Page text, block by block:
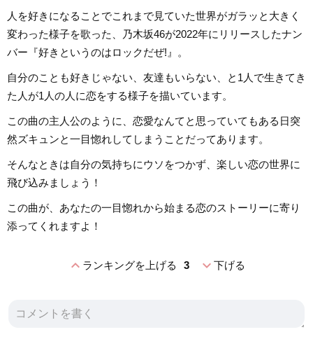
人を好きになることでこれまで見ていた世界がガラッと大きく
変わった様子を歌った、乃木坂46が2022年にリリースしたナン
バー『好きというのはロックだぜ!』。
自分のことも好きじゃない、友達もいらない、と1人で生きてき
た人が1人の人に恋をする様子を描いています。
この曲の主人公のように、恋愛なんてと思っていてもある日突
然ズキュンと一目惚れしてしまうことだってあります。
そんなときは自分の気持ちにウソをつかず、楽しい恋の世界に
飛び込みましょう！
この曲が、あなたの一目惚れから始まる恋のストーリーに寄り
添ってくれますよ！
expand_lessランキングを上げる 3 expand_more下げる